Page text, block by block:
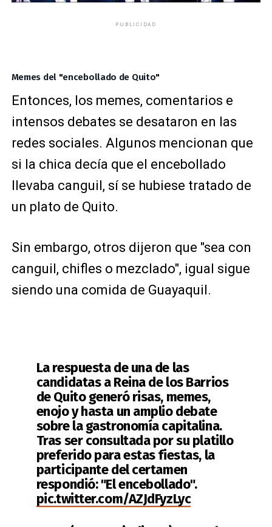
PUBLICIDAD
Memes del "encebollado de Quito"
Entonces, los memes, comentarios e
intensos debates se desataron en las
redes sociales. Algunos mencionan que
si la chica decía que el encebollado
llevaba canguil, sí se hubiese tratado de
un plato de Quito.
Sin embargo, otros dijeron que "sea con
canguil, chifles o mezclado", igual sigue
siendo una comida de Guayaquil.
La respuesta de una de las
candidatas a Reina de los Barrios
de Quito generó risas, memes,
enojo y hasta un amplio debate
sobre la gastronomía capitalina.
Tras ser consultada por su platillo
preferido para estas fiestas, la
participante del certamen
respondió: "El encebollado".
pic.twitter.com/AZJdFyzLyc